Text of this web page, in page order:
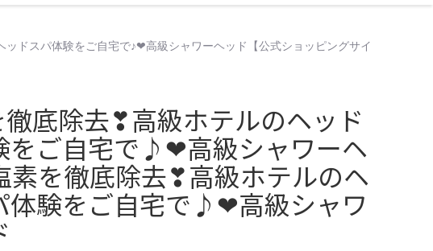
ドスパ体験をご自宅で♪❤高級シャワーヘッド【公式ショッピングサイ
底除去❣高級ホテルのヘッド
をご自宅で♪❤高級シャワーヘ
素を徹底除去❣高級ホテルのヘ
体験をご自宅で♪❤高級シャワ